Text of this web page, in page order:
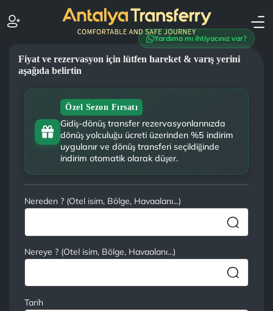
Yardıma mı ihtiyacınız var?
Fiyat ve rezervasyon için lütfen hareket & varış yerini
aşağıda belirtin
Özel Sezon Fırsatı
Gidiş-dönüş transfer rezervasyonlarınızda
dönüş yolculuğu ücreti üzerinden %5 indirim
uygulanır ve dönüş transferi seçildiğinde
indirim otomatik olarak düşer.
Nereden ? (Otel isim, Bölge, Havaalanı...)
Nereye ? (Otel isim, Bölge, Havaalanı...)
Tarih